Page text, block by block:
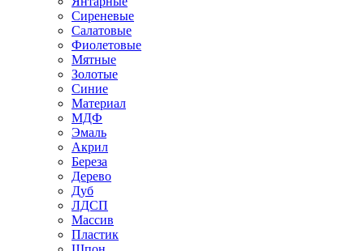
Сиреневые
Салатовые
Фиолетовые
Мятные
Золотые
Синие
Материал
МДФ
Эмаль
Акрил
Береза
Дерево
Дуб
ЛДСП
Массив
Пластик